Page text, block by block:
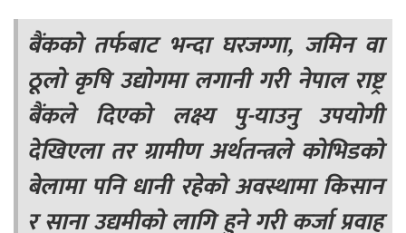
बैंकको तर्फबाट भन्दा घरजग्गा, जमिन वा
ठूलो कृषि उद्योगमा लगानी गरी नेपाल राष्ट्र
बैंकले दिएको लक्ष्य पु-याउनु उपयोगी
देखिएला तर ग्रामीण अर्थतन्त्रले कोभिडको
बेलामा पनि धानी रहेको अवस्थामा किसान
र साना उद्यमीको लागि हुने गरी कर्जा प्रवाह